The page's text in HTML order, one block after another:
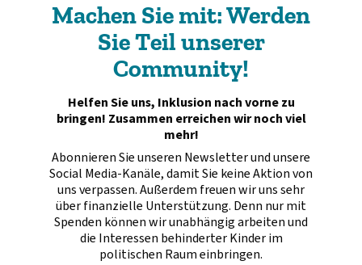
Machen Sie mit: Werden
Sie Teil unserer
Community!
Helfen Sie uns, Inklusion nach vorne zu
bringen! Zusammen erreichen wir noch viel
mehr!
Abonnieren Sie unseren Newsletter und unsere
Social Media-Kanäle, damit Sie keine Aktion von
uns verpassen. Außerdem freuen wir uns sehr
über finanzielle Unterstützung. Denn nur mit
Spenden können wir unabhängig arbeiten und
die Interessen behinderter Kinder im
politischen Raum einbringen.